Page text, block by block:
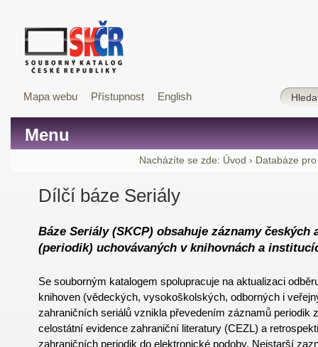
Mapa webu Přístupnost English
Menu
Nacházíte se zde: Úvod › Databáze
Dílčí báze Seriály
Báze Seriály (SKCP) obsahuje záznamy českých
(periodik) uchovávaných v knihovnách a
Se souborným katalogem spolupracuje na aktualizaci
knihoven (vědeckých, vysokoškolských, odborných i
zahraničních seriálů vznikla převedením záznamů periodik
celostátní evidence zahraniční literatury (CEZL) a
zahraničních periodik do elektronické podoby. Nejstarší